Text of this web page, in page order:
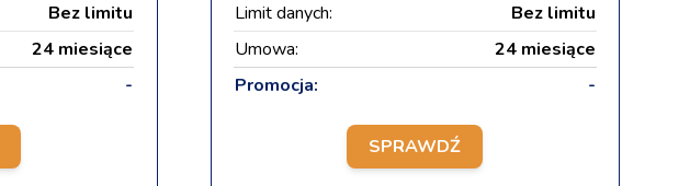
Bez limitu
24 miesiące
-
Limit danych:
Bez limitu
Umowa:
24 miesiące
Promocja:
-
SPRAWDŹ